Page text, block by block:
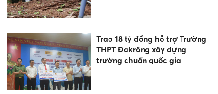
Trao 18 tỷ đồng hỗ trợ Trường
THPT Đakrông xây dựng
trường chuẩn quốc gia